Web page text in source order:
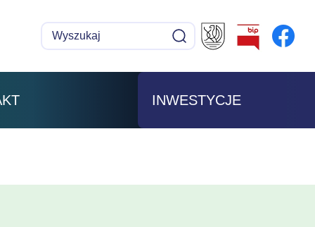
Wyszukaj Szukaj
INWESTYCJE